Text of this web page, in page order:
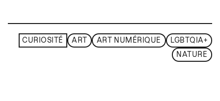
CURIOSITÉ ART ART NUMÉRIQUE LGBTQIA+
NATURE